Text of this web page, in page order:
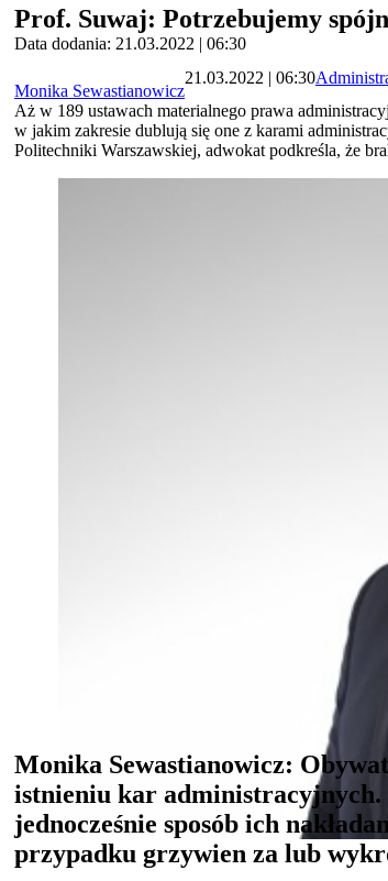
Prof. Suwaj: Potrzebujemy
Data dodania: 21.03.2022 | 06:30
Monika Sewastianowicz
21.03.2022 | 06:30
Aż w 189 ustawach materialnego prawa
w jakim zakresie dublują się one z karami
Politechniki Warszawskiej, adwokat podkreśla, że
Monika Sewastianowicz:
istnieniu kar administracyjnych.
jednocześnie sposób ich
przypadku grzywien za lub